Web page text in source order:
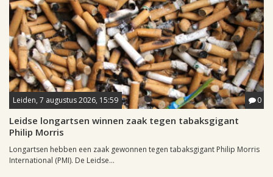
Leiden, 7 augustus 2026, 15:59 0
Leidse longartsen winnen zaak tegen tabaksgigant
Philip Morris
Longartsen hebben een zaak gewonnen tegen tabaksgigant Philip Morris
International (PMI). De Leidse...